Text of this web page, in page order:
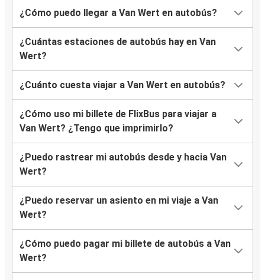
¿Cómo puedo llegar a Van Wert en autobús?
¿Cuántas estaciones de autobús hay en Van
Wert?
¿Cuánto cuesta viajar a Van Wert en autobús?
¿Cómo uso mi billete de FlixBus para viajar a
Van Wert? ¿Tengo que imprimirlo?
¿Puedo rastrear mi autobús desde y hacia Van
Wert?
¿Puedo reservar un asiento en mi viaje a Van
Wert?
¿Cómo puedo pagar mi billete de autobús a Van
Wert?